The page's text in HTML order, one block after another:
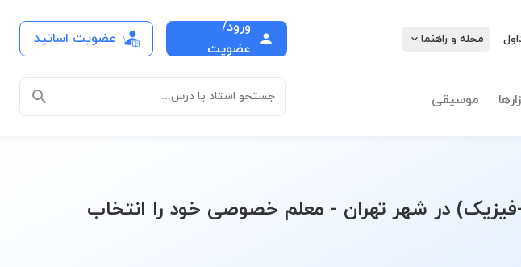
مجله و راهنما
ورود/
عضویت
عضویت اساتید
موسیقی جستجو استاد یا درس...
در شهر تهران - معلم خصوصی خود را انتخاب
فیزیک یازدهم (ریاضی-فیزیک)